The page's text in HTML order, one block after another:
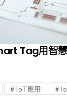
Tag用智
IoT應用